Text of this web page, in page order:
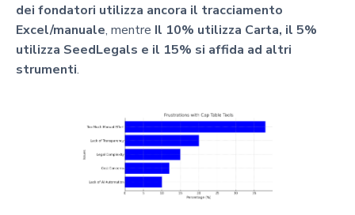
dei fondatori utilizza ancora il tracciamento
Excel/manuale, mentre Il 10% utilizza Carta, il 5%
utilizza SeedLegals e il 15% si affida ad altri
strumenti.